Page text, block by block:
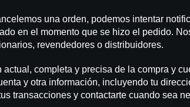
una orden, podemos intentar
en el momento que se hizo el pedido.
revendedores o distribuidores.
completa y precisa de la compra y
y otra información, incluyendo tu
transacciones y contactarte cuando sea